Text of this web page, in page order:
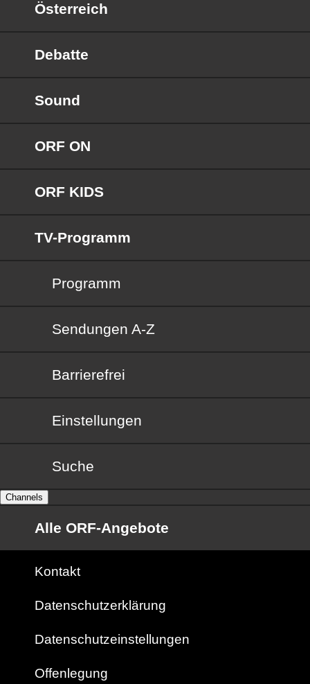
Österreich
Debatte
Sound
ORF ON
ORF KIDS
TV-Programm
Programm
Sendungen von A bis Z
Sendungen A-Z
Barrierefrei
Barrierefrei
Einstellungen
Suche
Channels
Alle ORF-Angebote
Kontakt
Datenschutzerklärung
Datenschutzeinstellungen
Offenlegung